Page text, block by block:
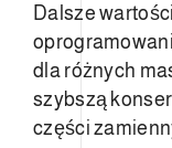
Dalsze
dla różnych
szybszą
części